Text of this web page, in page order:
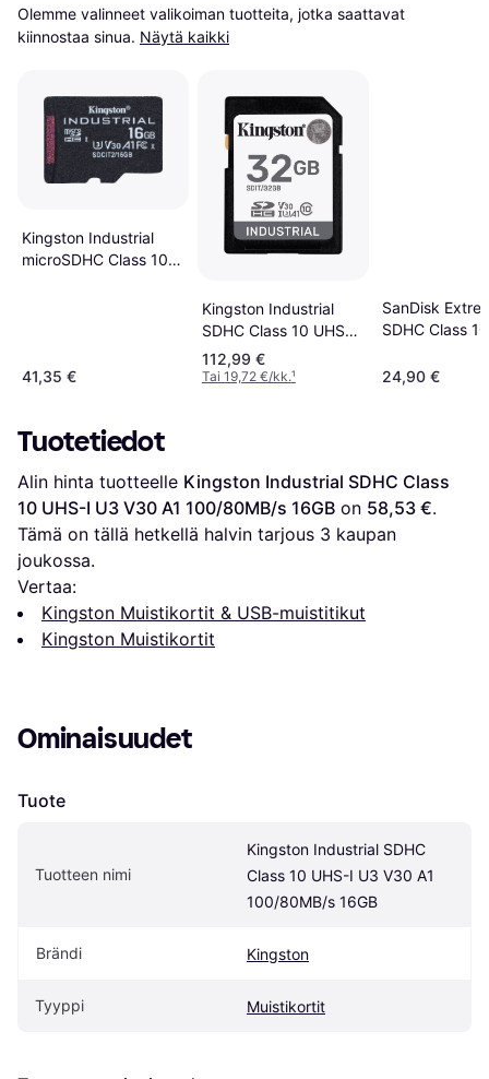
Olemme valinneet valikoiman tuotteita, jotka saattavat
kiinnostaa sinua. Näytä kaikki
Kingston Industrial
microSDHC Class 10
41,35 €
Kingston Industrial
SDHC Class 10 UHS-l
U3 V30 A1
100/80MB/s 32GB
112,99 €
Tai 19,72 €/kk.¹
SanDisk
SDHC Class
32GB
24,90 €
Tuotetiedot
Alin hinta tuotteelle Kingston Industrial SDHC Class
10 UHS-I U3 V30 A1 100/80MB/s 16GB on 58,53 €.
Tämä on tällä hetkellä halvin tarjous 3 kaupan
joukossa.
Vertaa:
Kingston Muistikortit & USB-muistitikut
Kingston Muistikortit
Ominaisuudet
Tuote
Tuotteen nimi
Kingston Industrial SDHC
Class 10 UHS-I U3 V30 A1
100/80MB/s 16GB
Brändi Kingston
Tyyppi Muistikortit